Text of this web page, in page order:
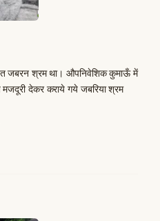
जबरन श्रम था। औपनिवेशिक कुमाऊँ में
देकर कराये गये जबरिया श्रम